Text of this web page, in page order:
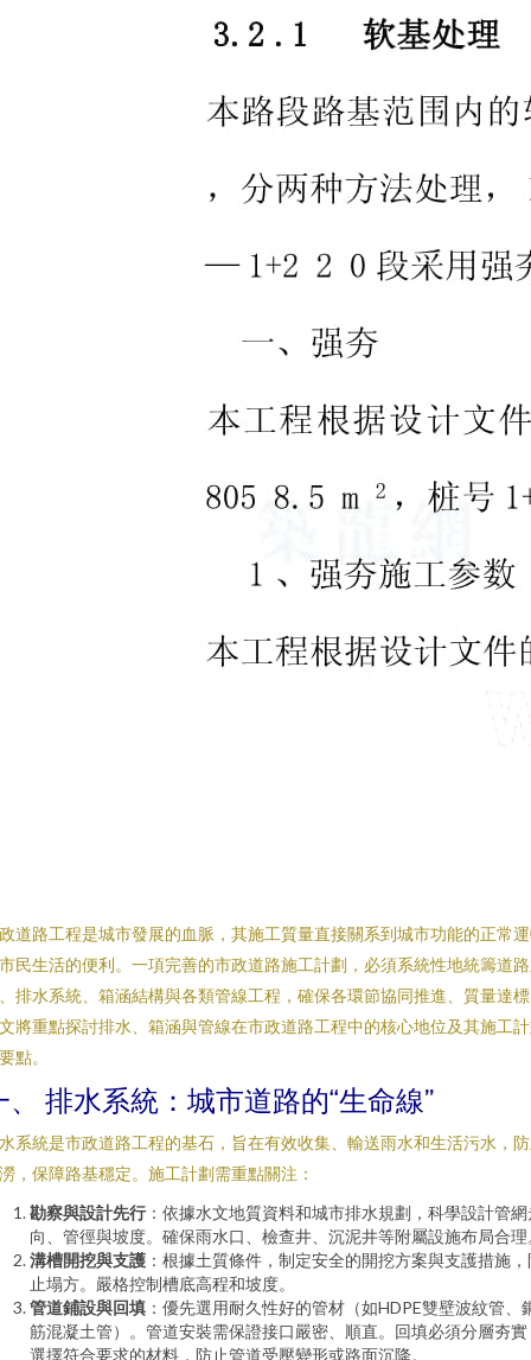
道路工程是城市發展的血脈，其施工質量直接關系到城市功能的正常
民生活的便利。一項完善的市政道路施工計劃，必須系統性地統籌道
排水系統、箱涵結構與各類管線工程，確保各環節協同推進、質量達
將重點探討排水、箱涵與管線在市政道路工程中的核心地位及其施工
點。
、 排水系統：城市道路的“生命線”
系統是市政道路工程的基石，旨在有效收集、輸送雨水和生活污水，
，保障路基穩定。施工計劃需重點關注：
勘察與設計先行 ：依據水文地質資料和城市排水規劃，科學設計管網
向、管徑與坡度。確保雨水口、檢查井、沉泥井等附屬設施布局合理
溝槽開挖與支護 ：根據土質條件，制定安全的開挖方案與支護措施，
止塌方。嚴格控制槽底高程和坡度。
管道鋪設與回填 ：優先選用耐久性好的管材（如HDPE雙壁波紋管、
筋混凝土管）。管道安裝需保證接口嚴密、順直。回填必須分層夯實
選擇符合要求的材料，防止管道受壓變形或路面沉降。